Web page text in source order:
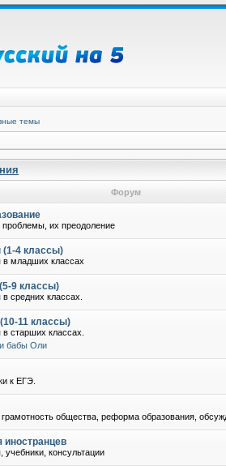
темы
Форум
проблемы, их преодоление
4 классы)
младших классах
9 классы)
средних классах.
11 классы)
старших классах.
бабы Оли
к ЕГЭ.
общества, реформа образования,
иностранцев
консультации